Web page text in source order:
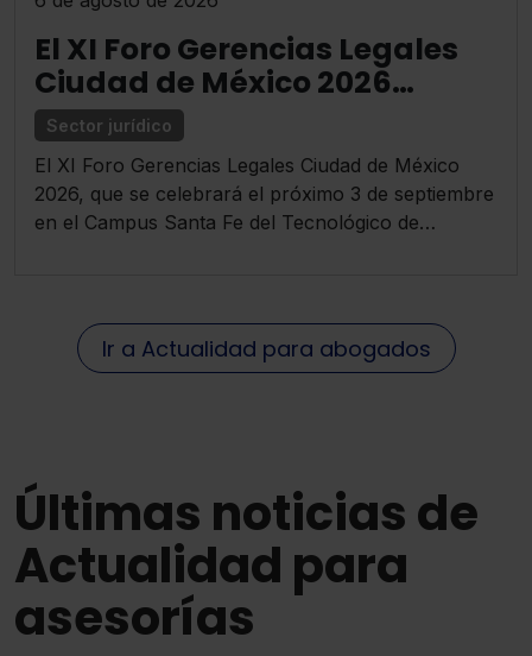
El XI Foro Gerencias Legales
Ciudad de México 2026
tendrá lugar el 3 de
septiembre
Sector jurídico
El XI Foro Gerencias Legales Ciudad de México
2026, que se celebrará el próximo 3 de septiembre
en el Campus Santa Fe del Tecnológico de
principales desafíos del entorno legal regional,
incluyendo reformas constitucionales, ESG, fintech
Ir a Actualidad para abogados
Últimas noticias de
Actualidad para
asesorías